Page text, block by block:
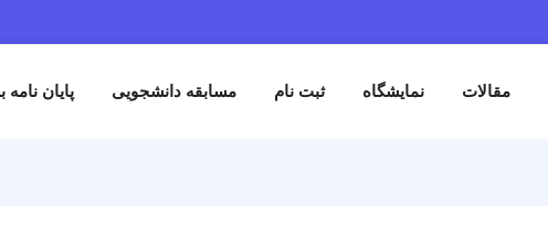
مقالات نمایشگاه ثبت نام مسابقه دانشجویی پایان نامه